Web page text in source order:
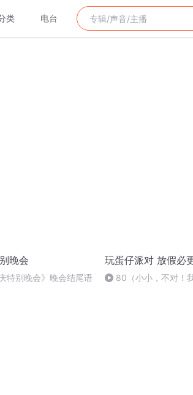
类 电台
晚会
庆特别晚会》晚会结尾语
玩蛋仔派对 放假必
80（小小，不对！